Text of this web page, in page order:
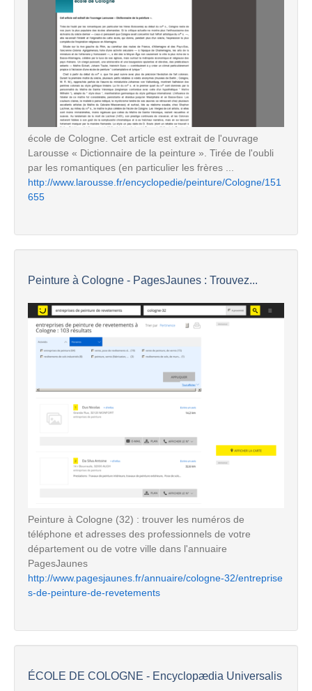
école de Cologne. Cet article est extrait de l'ouvrage
Larousse « Dictionnaire de la peinture ». Tirée de l'oubli
par les romantiques (en particulier les frères ...
http://www.larousse.fr/encyclopedie/peinture/Cologne/151
655
Peinture à Cologne - PagesJaunes : Trouvez...
Peinture à Cologne (32) : trouver les numéros de
téléphone et adresses des professionnels de votre
département ou de votre ville dans l'annuaire
PagesJaunes
http://www.pagesjaunes.fr/annuaire/cologne-32/entreprise
s-de-peinture-de-revetements
ÉCOLE DE COLOGNE - Encyclopædia Universalis